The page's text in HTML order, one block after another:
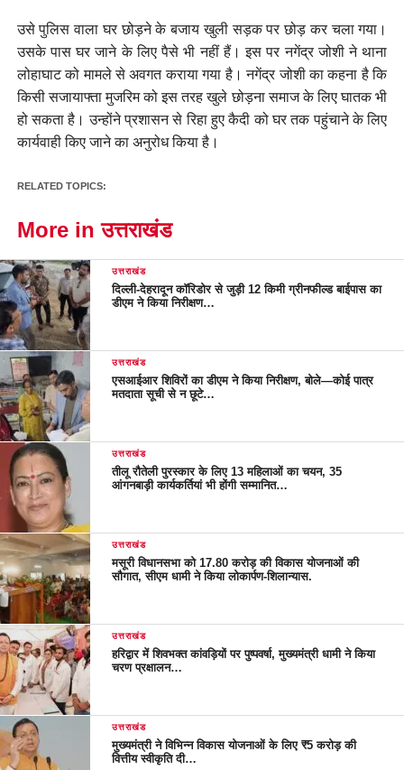
उसे पुलिस वाला घर छोड़ने के बजाय खुली सड़क पर छोड़ कर चला गया।
उसके पास घर जाने के लिए पैसे भी नहीं हैं। इस पर नगेंद्र जोशी ने थाना
लोहाघाट को मामले से अवगत कराया गया है। नगेंद्र जोशी का कहना है कि
किसी सजायाफ्ता मुजरिम को इस तरह खुले छोड़ना समाज के लिए घातक भी
हो सकता है। उन्होंने प्रशासन से रिहा हुए कैदी को घर तक पहुंचाने के लिए
कार्यवाही किए जाने का अनुरोध किया है।
RELATED TOPICS:
More in उत्तराखंड
उत्तराखंड
दिल्ली-देहरादून कॉरिडोर से जुड़ी 12 किमी ग्रीनफील्ड बाईपास का
डीएम ने किया निरीक्षण…
उत्तराखंड
एसआईआर शिविरों का डीएम ने किया निरीक्षण, बोले—कोई पात्र
मतदाता सूची से न छूटे…
उत्तराखंड
तीलू रौतेली पुरस्कार के लिए 13 महिलाओं का चयन, 35
आंगनबाड़ी कार्यकर्तियां भी होंगी सम्मानित…
उत्तराखंड
मसूरी विधानसभा को 17.80 करोड़ की विकास योजनाओं की
सौगात, सीएम धामी ने किया लोकार्पण-शिलान्यास.
उत्तराखंड
हरिद्वार में शिवभक्त कांवड़ियों पर पुष्पवर्षा, मुख्यमंत्री धामी ने किया
चरण प्रक्षालन…
उत्तराखंड
मुख्यमंत्री ने विभिन्न विकास योजनाओं के लिए ₹5 करोड़ की
वित्तीय स्वीकृति दी…